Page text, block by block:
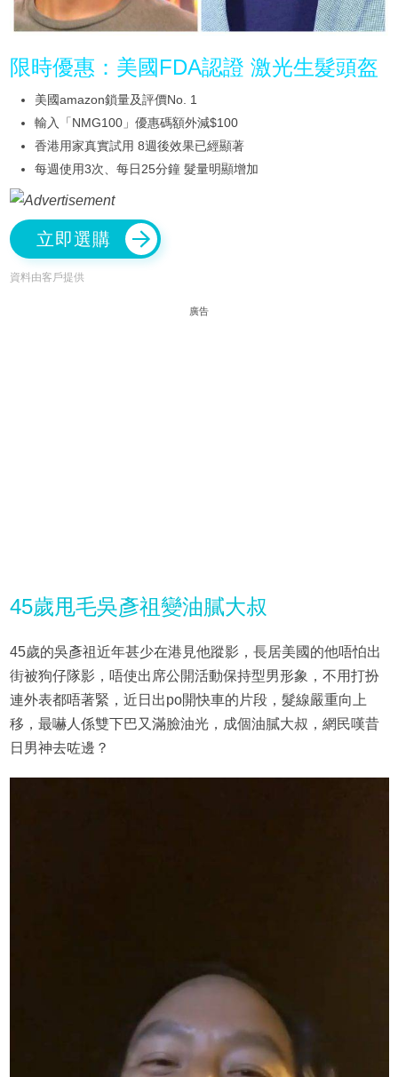
限時優惠：美國FDA認證 激光生髮頭盔
美國amazon鎖量及評價No. 1
輸入「NMG100」優惠碼額外減$100
香港用家真實試用 8週後效果已經顯著
每週使用3次、每日25分鐘 髮量明顯增加
立即選購
資料由客戶提供
廣告
45歲甩毛吳彥祖變油膩大叔
45歲的吳彥祖近年甚少在港見他蹤影，長居美國的他唔怕出
街被狗仔隊影，唔使出席公開活動保持型男形象，不用打扮
連外表都唔著緊，近日出po開快車的片段，髮線嚴重向上
移，最嚇人係雙下巴又滿臉油光，成個油膩大叔，網民嘆昔
日男神去咗邊？